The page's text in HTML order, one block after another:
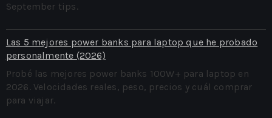
September tips.
Las 5 mejores power banks para laptop que he probado
personalmente (2026)
Probé las mejores power banks 100W+ para laptop en
2026. Velocidades reales, peso, precios y cuál comprar
para viajar.